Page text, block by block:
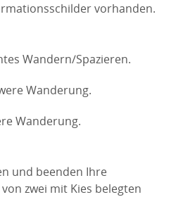
vorhanden.
Wandern/Spazieren.
Wanderung.
Wanderung.
und beenden Ihre
zwei mit Kies belegten